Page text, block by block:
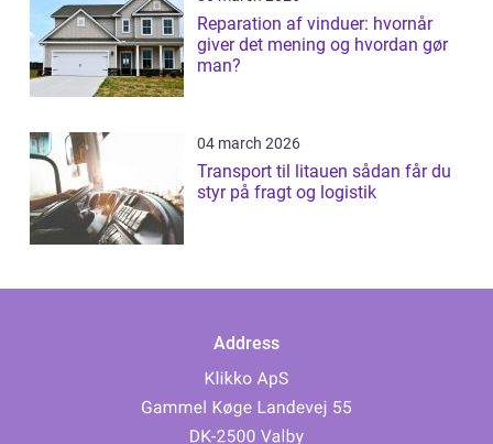
Reparation af vinduer: hvornår
giver det mening og hvordan gør
man?
04 march 2026
Transport til litauen sådan får du
styr på fragt og logistik
Address